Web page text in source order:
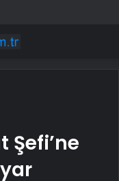
planını onayladı
Şefi’ne